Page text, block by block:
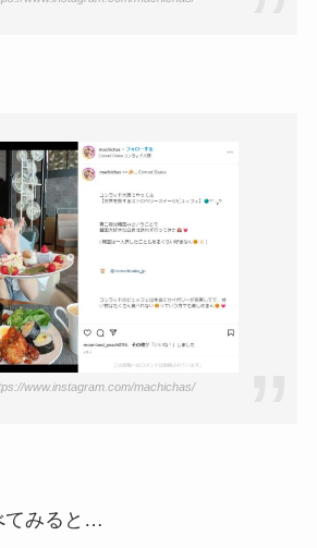
www.instagram.com/machichas/
てみると…